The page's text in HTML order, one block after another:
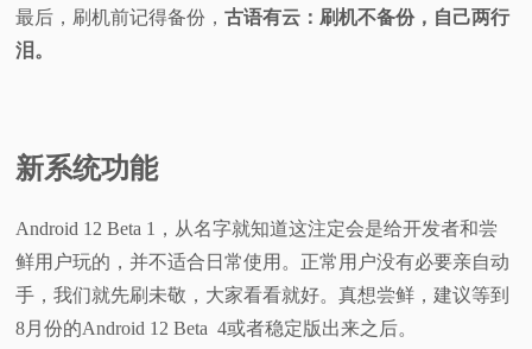
最后，刷机前记得备份，古语有云：刷机不备份，自己两行
泪。
新系统功能
Android 12 Beta 1，从名字就知道这注定会是给开发者和尝
鲜用户玩的，并不适合日常使用。正常用户没有必要亲自动
手，我们就先刷未敬，大家看看就好。真想尝鲜，建议等到
8月份的Android 12 Beta 4或者稳定版出来之后。